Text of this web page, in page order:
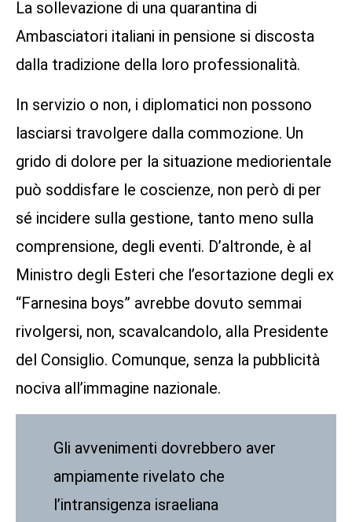
La sollevazione di una quarantina di
Ambasciatori italiani in pensione si discosta
dalla tradizione della loro professionalità.
In servizio o non, i diplomatici non possono
lasciarsi travolgere dalla commozione. Un
grido di dolore per la situazione mediorientale
può soddisfare le coscienze, non però di per
sé incidere sulla gestione, tanto meno sulla
comprensione, degli eventi. D’altronde, è al
Ministro degli Esteri che l’esortazione degli ex
“Farnesina boys” avrebbe dovuto semmai
rivolgersi, non, scavalcandolo, alla Presidente
del Consiglio. Comunque, senza la pubblicità
nociva all’immagine nazionale.
Gli avvenimenti dovrebbero aver
ampiamente rivelato che
l’intransigenza israeliana